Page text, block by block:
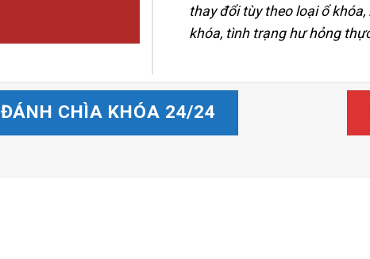
thay đổi tùy theo loại ổ
khóa, tình trạng hư hỏng
ĐÁNH CHÌA KHÓA 24/24